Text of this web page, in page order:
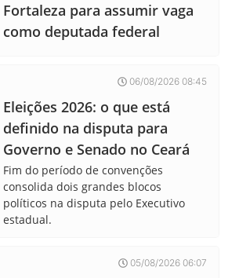
Fortaleza para assumir vaga
como deputada federal
06/08/2026 08:45
Eleições 2026: o que está
definido na disputa para
Governo e Senado no Ceará
Fim do período de convenções
consolida dois grandes blocos
políticos na disputa pelo Executivo
estadual.
05/08/2026 06:07